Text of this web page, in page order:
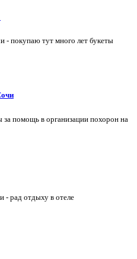
- покупаю тут много лет букеты
помощь в организации похорон на
- рад отдыху в отеле